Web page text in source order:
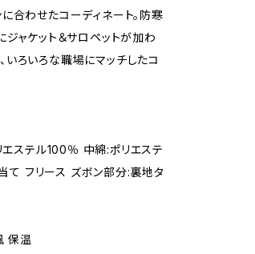
合わせたコーディネート。防寒
ジャケット＆サロペットが加わ
ろいろな職場にマッチしたコ
ステル100％ 中綿:ポリエステ
て フリース ズボン部分:裏地タ
保温